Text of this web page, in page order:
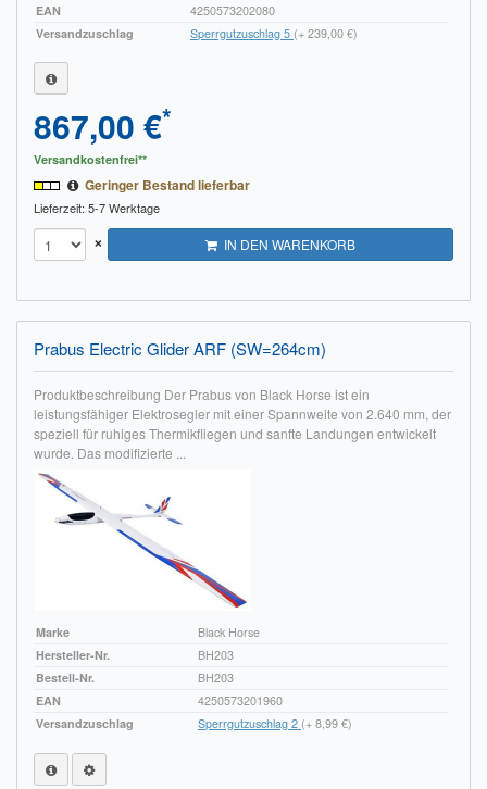
EAN
4250573202080
Versandzuschlag
Sperrgutzuschlag 5 (+ 239,00 €)
867,00 €*
Versandkostenfrei**
Geringer Bestand lieferbar
Lieferzeit: 5-7 Werktage
× IN DEN WARENKORB
Prabus Electric Glider ARF (SW=264cm)
Produktbeschreibung Der Prabus von Black Horse ist ein
leistungsfähiger Elektrosegler mit einer Spannweite von 2.640 mm, der
speziell für ruhiges Thermikfliegen und sanfte Landungen entwickelt
wurde. Das modifizierte ...
Marke
Black Horse
Hersteller-Nr.
BH203
Bestell-Nr.
BH203
EAN
4250573201960
Versandzuschlag
Sperrgutzuschlag 2 (+ 8,99 €)